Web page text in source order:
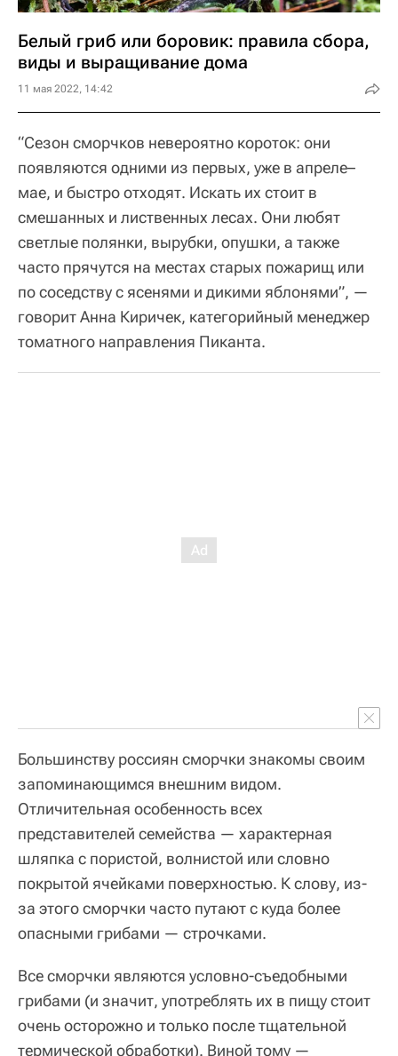
Белый гриб или боровик: правила сбора,
виды и выращивание дома
11 мая 2022, 14:42
“Сезон сморчков невероятно короток: они
появляются одними из первых, уже в апреле–
мае, и быстро отходят. Искать их стоит в
смешанных и лиственных лесах. Они любят
светлые полянки, вырубки, опушки, а также
часто прячутся на местах старых пожарищ или
по соседству с ясенями и дикими яблонями”, —
говорит Анна Киричек, категорийный менеджер
томатного направления Пиканта.
Большинству россиян сморчки знакомы своим
запоминающимся внешним видом.
Отличительная особенность всех
представителей семейства — характерная
шляпка с пористой, волнистой или словно
покрытой ячейками поверхностью. К слову, из-
за этого сморчки часто путают с куда более
опасными грибами — строчками.
Все сморчки являются условно-съедобными
грибами (и значит, употреблять их в пищу стоит
очень осторожно и только после тщательной
термической обработки). Виной тому —